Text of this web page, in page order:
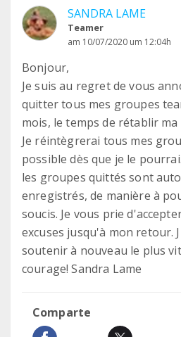
SANDRA LAME
Teamer
am 10/07/2020 um 12:04h
Bonjour,
Je suis au regret de vous
quitter tous mes groupes
mois, le temps de rétablir
Je réintègrerai tous mes
possible dès que je le
les groupes quittés sont
enregistrés, de manière à
soucis. Je vous prie
excuses jusqu'à mon retour.
soutenir à nouveau le plus
courage! Sandra Lame
Comparte